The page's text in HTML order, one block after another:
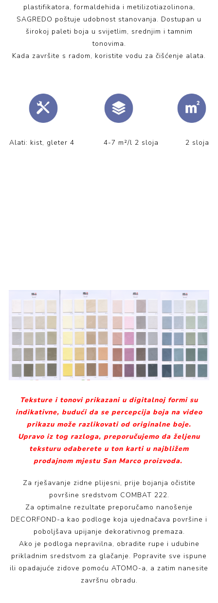
plastifikatora, formaldehida i metilizotiazolinona,
SAGREDO poštuje udobnost stanovanja. Dostupan u
širokoj paleti boja u svijetlim, srednjim i tamnim
tonovima.
Kada završite s radom, koristite vodu za čišćenje alata.
Alati: kist, gleter 4 4-7 m²/l 2 sloja 2 sloja
Teksture i tonovi prikazani u digitalnoj formi su
indikativne, budući da se percepcija boja na video
prikazu može razlikovati od originalne boje.
Upravo iz tog razloga, preporučujemo da željenu
teksturu odaberete u ton karti u najbližem
prodajnom mjestu San Marco proizvoda.
Za rješavanje zidne plijesni, prije bojanja očistite
površine sredstvom COMBAT 222.
Za optimalne rezultate preporučamo nanošenje
DECORFOND-a kao podloge koja ujednačava površine i
poboljšava upijanje dekorativnog premaza.
Ako je podloga nepravilna, obradite rupe i udubine
prikladnim sredstvom za glačanje. Popravite sve ispune
ili opadajuće zidove pomoću ATOMO-a, a zatim nanesite
završnu obradu.